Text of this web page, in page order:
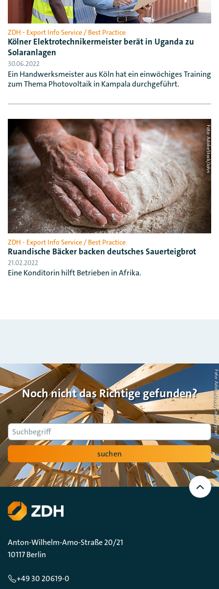
ZDH - Export Info Service / Best Practice
Kölner Elektrotechnikermeister berät in Uganda zu
Solaranlagen
30.06.2022
Ein Handwerksmeister aus Köln hat ein einwöchiges Training
zum Thema Photovoltaik in Kampala durchgeführt.
Foto: AdobeStock/John
ZDH - Export Info Service / Best Practice
Ruandische Bäcker backen deutsches Sauerteigbrot
21.02.2022
Eine Konditorin hilft Betrieben in Afrika.
Noch nicht das Richtige gefunden?
Suche
suchen
Foto: AdobeStock/Countrypixel
Nach
oben
Scrollen
Anton-Wilhelm-Amo-Straße 20/21
10117 Berlin
+49 30 20619-0